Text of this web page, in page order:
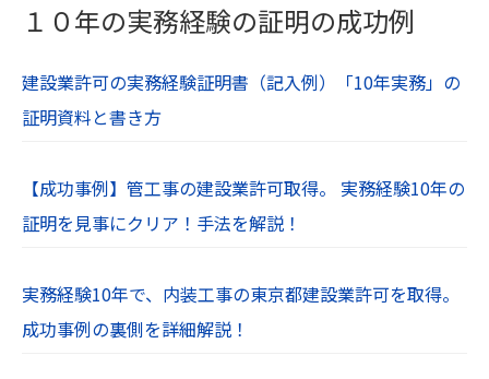
１０年の実務経験の証明の成功例
建設業許可の実務経験証明書（記入例）「10年実務」の
証明資料と書き方
【成功事例】管工事の建設業許可取得。 実務経験10年の
証明を見事にクリア！手法を解説！
実務経験10年で、内装工事の東京都建設業許可を取得。
成功事例の裏側を詳細解説！